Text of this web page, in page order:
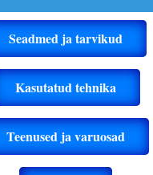
Seadmed ja tarvikud
Kasutatud tehnika
Teenused ja varuosad